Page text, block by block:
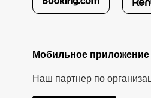
Мобильное приложение
Наш партнер по